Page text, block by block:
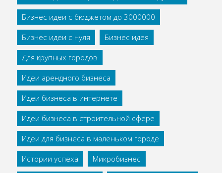
Бизнес идеи с бюджетом до 3000000
Бизнес идеи с нуля
Бизнес идея
Для крупных городов
Идеи арендного бизнеса
Идеи бизнеса в интернете
Идеи бизнеса в строительной сфере
Идеи для бизнеса в маленьком городе
Истории успеха
Микробизнес